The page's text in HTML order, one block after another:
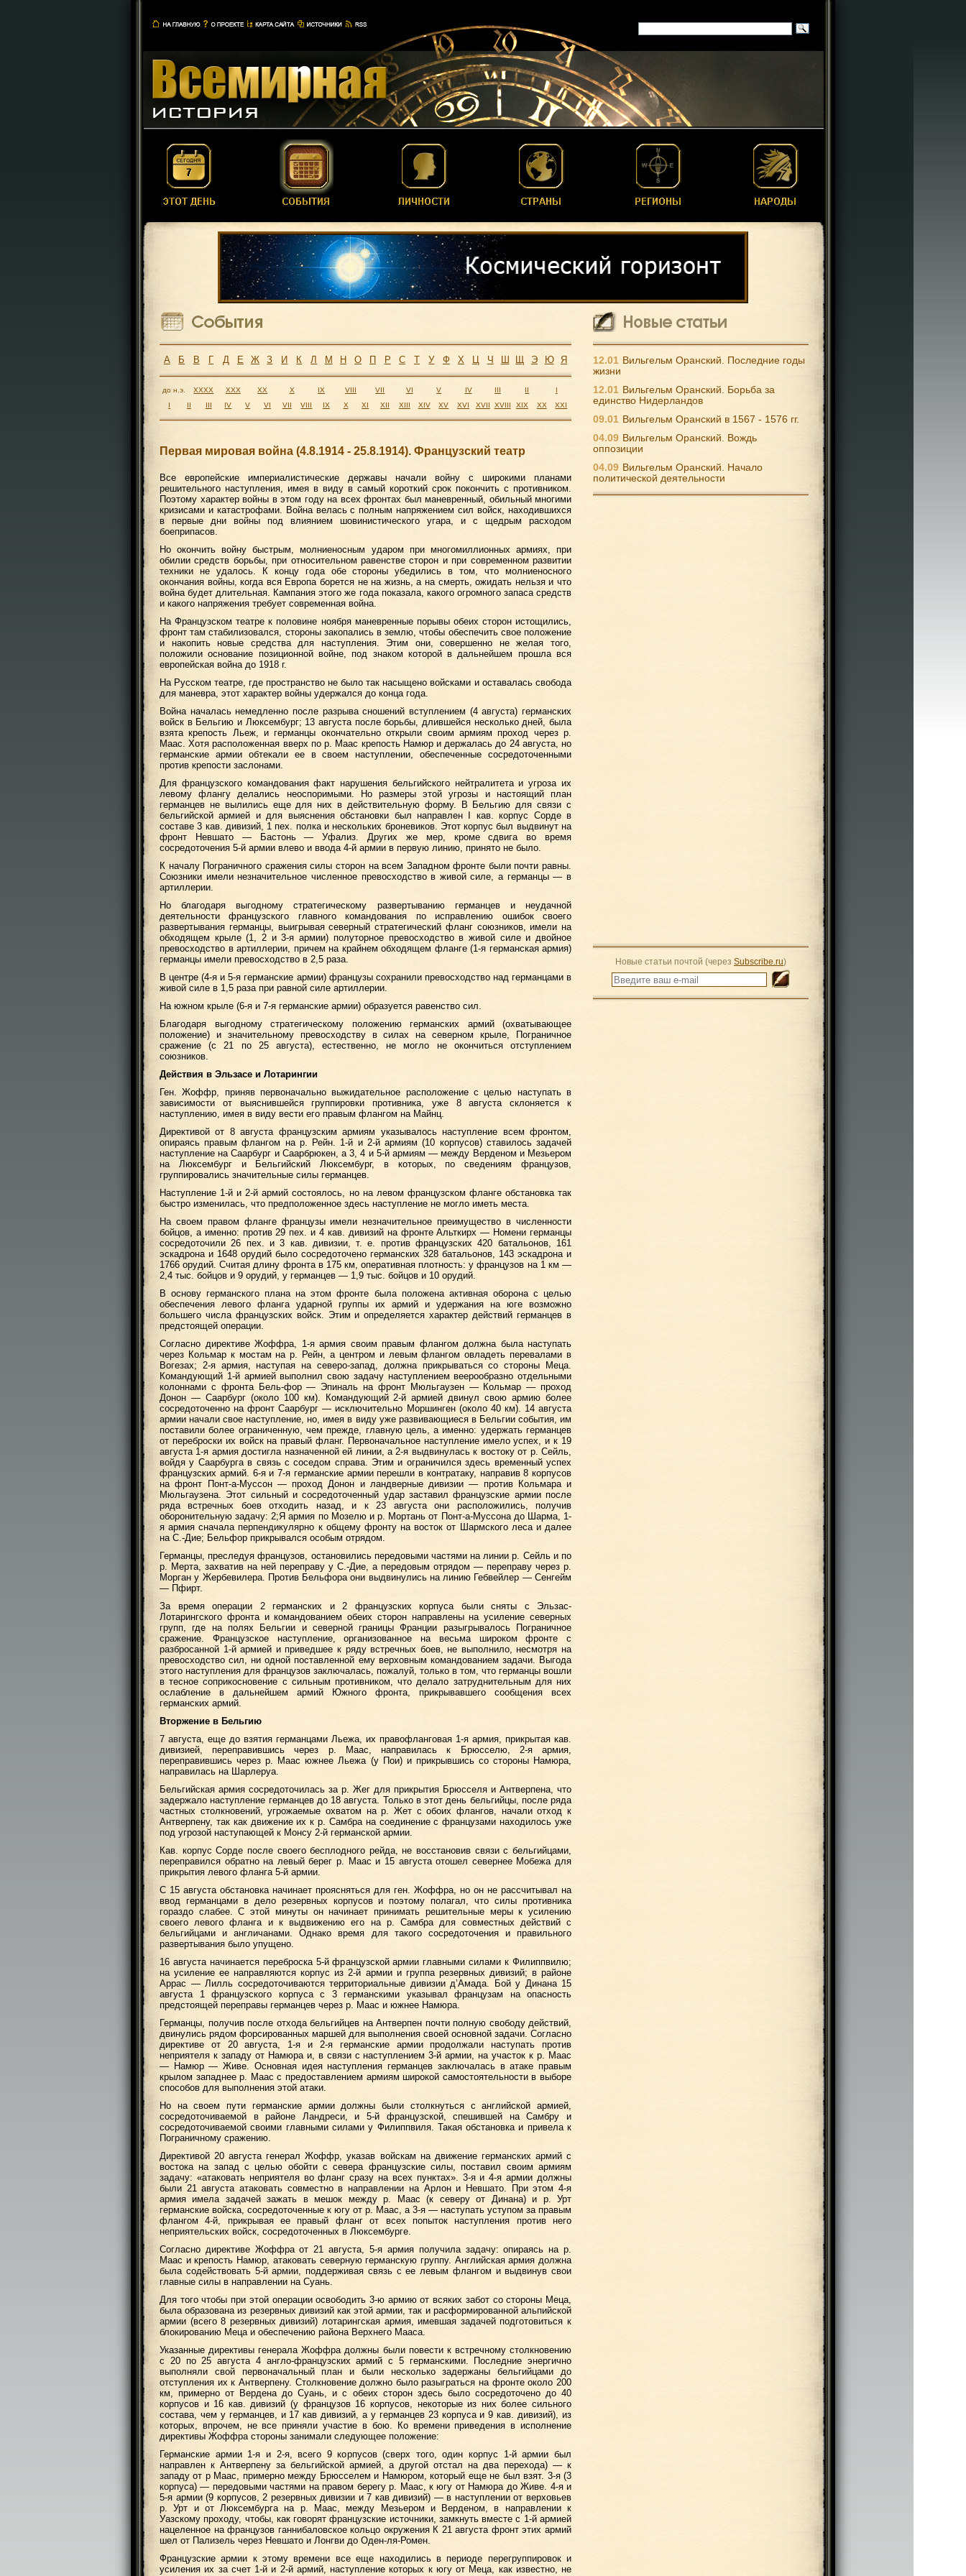
А Б В Г Д Е Ж З И К Л М Н О П Р С Т У Ф Х Ц Ч Ш Щ Э Ю Я
до н.э. XXXX XXX XX X IX VIII VII VI V IV III II
I
I
II III IV V VI VII VIII IX X XI XII XIII XIV XV XVI XVII XVIII XIX XX XXI
Первая мировая война (4.8.1914 - 25.8.1914). Французский театр
Все европейские империалистические державы начали войну с широкими планами
решительного наступления, имея в виду в самый короткий срок покончить с противником.
Поэтому характер войны в этом году на всех фронтах был маневренный, обильный многими
кризисами и катастрофами. Война велась с полным напряжением сил войск, находившихся
в первые дни войны под влиянием шовинистического угара, и с щедрым расходом
боеприпасов.
Но окончить войну быстрым, молниеносным ударом при многомиллионных армиях, при
обилии средств борьбы, при относительном равенстве сторон и при современном развитии
техники не удалось. К концу года обе стороны убедились в том, что молниеносного
окончания войны, когда вся Европа борется не на жизнь, а на смерть, ожидать нельзя и что
война будет длительная. Кампания этого же года показала, какого огромного запаса средств
и какого напряжения требует современная война.
На Французском театре к половине ноября маневренные порывы обеих сторон истощились,
фронт там стабилизовался, стороны закопались в землю, чтобы обеспечить свое положение
и накопить новые средства для наступления. Этим они, совершенно не желая того,
положили основание позиционной войне, под знаком которой в дальнейшем прошла вся
европейская война до 1918 г.
На Русском театре, где пространство не было так насыщено войсками и оставалась свобода
для маневра, этот характер войны удержался до конца года.
Война началась немедленно после разрыва сношений вступлением (4 августа) германских
войск в Бельгию и Люксембург; 13 августа после борьбы, длившейся несколько дней, была
взята крепость Льеж, и германцы окончательно открыли своим армиям проход через р.
Маас. Хотя расположенная вверх по р. Маас крепость Намюр и держалась до 24 августа, но
германские армии обтекали ее в своем наступлении, обеспеченные сосредоточенными
против крепости заслонами.
Для французского командования факт нарушения бельгийского нейтралитета и угроза их
левому флангу делались неоспоримыми. Но размеры этой угрозы и настоящий план
германцев не вылились еще для них в действительную форму. В Бельгию для связи с
бельгийской армией и для выяснения обстановки был направлен I кав. корпус Сорде в
составе 3 кав. дивизий, 1 пех. полка и нескольких броневиков. Этот корпус был выдвинут на
фронт Невшато — Бастонь — Уфализ. Других же мер, кроме сдвига во время
сосредоточения 5-й армии влево и ввода 4-й армии в первую линию, принято не было.
К началу Пограничного сражения силы сторон на всем Западном фронте были почти равны.
Союзники имели незначительное численное превосходство в живой силе, а германцы — в
артиллерии.
Но благодаря выгодному стратегическому развертыванию германцев и неудачной
деятельности французского главного командования по исправлению ошибок своего
развертывания германцы, выигрывая северный стратегический фланг союзников, имели на
обходящем крыле (1, 2 и 3-я армии) полуторное превосходство в живой силе и двойное
превосходство в артиллерии, причем на крайнем обходящем фланге (1-я германская армия)
германцы имели превосходство в 2,5 раза.
В центре (4-я и 5-я германские армии) французы сохранили превосходство над германцами в
живой силе в 1,5 раза при равной силе артиллерии.
На южном крыле (6-я и 7-я германские армии) образуется равенство сил.
Благодаря выгодному стратегическому положению германских армий (охватывающее
положение) и значительному превосходству в силах на северном крыле, Пограничное
сражение (с 21 по 25 августа), естественно, не могло не окончиться отступлением
союзников.
Действия в Эльзасе и Лотарингии
Ген. Жоффр, приняв первоначально выжидательное расположение с целью наступать в
зависимости от выяснившейся группировки противника, уже 8 августа склоняется к
наступлению, имея в виду вести его правым флангом на Майнц.
Директивой от 8 августа французским армиям указывалось наступление всем фронтом,
опираясь правым флангом на р. Рейн. 1-й и 2-й армиям (10 корпусов) ставилось задачей
наступление на Саарбург и Саарбрюкен, а 3, 4 и 5-й армиям — между Верденом и Мезьером
на Люксембург и Бельгийский Люксембург, в которых, по сведениям французов,
группировались значительные силы германцев.
Наступление 1-й и 2-й армий состоялось, но на левом французском фланге обстановка так
быстро изменилась, что предположенное здесь наступление не могло иметь места.
На своем правом фланге французы имели незначительное преимущество в численности
бойцов, а именно: против 29 пех. и 4 кав. дивизий на фронте Альткирх — Номени германцы
сосредоточили 26 пех. и 3 кав. дивизии, т. е. против французских 420 батальонов, 161
эскадрона и 1648 орудий было сосредоточено германских 328 батальонов, 143 эскадрона и
1766 орудий. Считая длину фронта в 175 км, оперативная плотность: у французов на 1 км —
2,4 тыс. бойцов и 9 орудий, у германцев — 1,9 тыс. бойцов и 10 орудий.
В основу германского плана на этом фронте была положена активная оборона с целью
обеспечения левого фланга ударной группы их армий и удержания на юге возможно
большего числа французских войск. Этим и определяется характер действий германцев в
предстоящей операции.
Согласно директиве Жоффра, 1-я армия своим правым флангом должна была наступать
через Кольмар к мостам на р. Рейн, а центром и левым флангом овладеть перевалами в
Вогезах; 2-я армия, наступая на северо-запад, должна прикрываться со стороны Меца.
Командующий 1-й армией выполнил свою задачу наступлением веерообразно отдельными
колоннами с фронта Бель-фор — Эпиналь на фронт Мюльгаузен — Кольмар — проход
Донон — Саарбург (около 100 км). Командующий 2-й армией двинул свою армию более
сосредоточенно на фронт Саарбург — исключительно Моршинген (около 40 км). 14 августа
армии начали свое наступление, но, имея в виду уже развивающиеся в Бельгии события, им
поставили более ограниченную, чем прежде, главную цель, а именно: удержать германцев
от переброски их войск на правый фланг. Первоначальное наступление имело успех, и к 19
августа 1-я армия достигла назначенной ей линии, а 2-я выдвинулась к востоку от р. Сейль,
войдя у Саарбурга в связь с соседом справа. Этим и ограничился здесь временный успех
французских армий. 6-я и 7-я германские армии перешли в контратаку, направив 8 корпусов
на фронт Понт-а-Муссон — проход Донон и ландверные дивизии — против Кольмара и
Мюльгаузена. Этот сильный и сосредоточенный удар заставил французские армии после
ряда встречных боев отходить назад, и к 23 августа они расположились, получив
оборонительную задачу: 2;Я армия по Мозелю и р. Мортань от Понт-а-Муссона до Шарма, 1-
я армия сначала перпендикулярно к общему фронту на восток от Шармского леса и далее
на С.-Дие; Бельфор прикрывался особым отрядом.
Германцы, преследуя французов, остановились передовыми частями на линии р. Сейль и по
р. Мерта, захватив на ней переправу у С.-Дие, а передовым отрядом — переправу через р.
Морган у Жербевилера. Против Бельфора они выдвинулись на линию Гебвейлер — Сенгейм
— Пфирт.
За время операции 2 германских и 2 французских корпуса были сняты с Эльзас-
Лотарингского фронта и командованием обеих сторон направлены на усиление северных
групп, где на полях Бельгии и северной границы Франции разыгрывалось Пограничное
сражение. Французское наступление, организованное на весьма широком фронте с
разбросанной 1-й армией и приведшее к ряду встречных боев, не выполнило, несмотря на
превосходство сил, ни одной поставленной ему верховным командованием задачи. Выгода
этого наступления для французов заключалась, пожалуй, только в том, что германцы вошли
в тесное соприкосновение с сильным противником, что делало затруднительным для них
ослабление в дальнейшем армий Южного фронта, прикрывавшего сообщения всех
германских армий.
Вторжение в Бельгию
7 августа, еще до взятия германцами Льежа, их правофланговая 1-я армия, прикрытая кав.
дивизией, переправившись через р. Маас, направилась к Брюсселю, 2-я армия,
переправившись через р. Маас южнее Льежа (у Пои) и прикрывшись со стороны Намюра,
направилась на Шарлеруа.
Бельгийская армия сосредоточилась за р. Жег для прикрытия Брюсселя и Антверпена, что
задержало наступление германцев до 18 августа. Только в этот день бельгийцы, после ряда
частных столкновений, угрожаемые охватом на р. Жет с обоих флангов, начали отход к
Антверпену, так как движение их к р. Самбра на соединение с французами находилось уже
под угрозой наступающей к Монсу 2-й германской армии.
Кав. корпус Сорде после своего бесплодного рейда, не восстановив связи с бельгийцами,
переправился обратно на левый берег р. Маас и 15 августа отошел севернее Мобежа для
прикрытия левого фланга 5-й армии.
С 15 августа обстановка начинает проясняться для ген. Жоффра, но он не рассчитывал на
ввод германцами в дело резервных корпусов и поэтому полагал, что силы противника
гораздо слабее. С этой минуты он начинает принимать решительные меры к усилению
своего левого фланга и к выдвижению его на р. Самбра для совместных действий с
бельгийцами и англичанами. Однако время для такого сосредоточения и правильного
развертывания было упущено.
16 августа начинается переброска 5-й французской армии главными силами к Филиппвилю;
на усиление ее направляются корпус из 2-й армии и группа резервных дивизий; в районе
Аррас — Лилль сосредоточиваются территориальные дивизии д’Амада. Бой у Динана 15
августа 1 французского корпуса с 3 германскими указывал французам на опасность
предстоящей переправы германцев через р. Маас и южнее Намюра.
Германцы, получив после отхода бельгийцев на Антверпен почти полную свободу действий,
двинулись рядом форсированных маршей для выполнения своей основной задачи. Согласно
директиве от 20 августа, 1-я и 2-я германские армии продолжали наступать против
неприятеля к западу от Намюра и, в связи с наступлением 3-й армии, на участок к р. Маас
— Намюр — Живе. Основная идея наступления германцев заключалась в атаке правым
крылом западнее р. Маас с предоставлением армиям широкой самостоятельности в выборе
способов для выполнения этой атаки.
Но на своем пути германские армии должны были столкнуться с английской армией,
сосредоточиваемой в районе Ландреси, и 5-й французской, спешившей на Самбру и
сосредоточиваемой своими главными силами у Филиппвиля. Такая обстановка и привела к
Пограничному сражению.
Директивой 20 августа генерал Жоффр, указав войскам на движение германских армий с
востока на запад с целью обойти с севера французские силы, поставил своим армиям
задачу: «атаковать неприятеля во фланг сразу на всех пунктах». 3-я и 4-я армии должны
были 21 августа атаковать совместно в направлении на Арлон и Невшато. При этом 4-я
армия имела задачей зажать в мешок между р. Маас (к северу от Динана) и р. Урт
германские войска, сосредоточенные к югу от р. Маас, а 3-я — наступать уступом за правым
флангом 4-й, прикрывая ее правый фланг от всех попыток наступления против него
неприятельских войск, сосредоточенных в Люксембурге.
Согласно директиве Жоффра от 21 августа, 5-я армия получила задачу: опираясь на р.
Маас и крепость Намюр, атаковать северную германскую группу. Английская армия должна
была содействовать 5-й армии, поддерживая связь с ее левым флангом и выдвинув свои
главные силы в направлении на Суань.
Для того чтобы при этой операции освободить 3-ю армию от всяких забот со стороны Меца,
была образована из резервных дивизий как этой армии, так и расформированной альпийской
армии (всего 8 резервных дивизий) лотарингская армия, имевшая задачей подготовиться к
блокированию Меца и обеспечению района Верхнего Мааса.
Указанные директивы генерала Жоффра должны были повести к встречному столкновению
с 20 по 25 августа 4 англо-французских армий с 5 германскими. Последние энергично
выполняли свой первоначальный план и были несколько задержаны бельгийцами до
отступления их к Антверпену. Столкновение должно было разыграться на фронте около 200
км, примерно от Вердена до Суань, и с обеих сторон здесь было сосредоточено до 40
корпусов и 16 кав. дивизий (у французов 16 корпусов, некоторые из них более сильного
состава, чем у германцев, и 17 кав дивизий, а у германцев 23 корпуса и 9 кав. дивизий), из
которых, впрочем, не все приняли участие в бою. Ко времени приведения в исполнение
директивы Жоффра стороны занимали следующее положение:
Германские армии 1-я и 2-я, всего 9 корпусов (сверх того, один корпус 1-й армии был
направлен к Антверпену за бельгийской армией, а другой отстал на два перехода) — к
западу от р Маас, примерно между Брюсселем и Намюром, который еще не был взят. 3-я (3
корпуса) — передовыми частями на правом берегу р. Маас, к югу от Намюра до Живе. 4-я и
5-я армии (9 корпусов, 2 резервных дивизии и 7 кав дивизий) — в наступлении от верховьев
р. Урт и от Люксембурга на р. Маас, между Мезьером и Верденом, в направлении к
Уазскому проходу, чтобы, как говорят французские источники, замкнуть вместе с 1-й армией
нацеленное на французов ганнибаловское кольцо окружения К 21 августа фронт этих армий
шел от Пализель через Невшато и Лонгви до Оден-ля-Ромен.
Французские армии к этому времени все еще находились в периоде перегруппировок и
усиления их за счет 1-й и 2-й армий, наступление которых к югу от Меца, как известно, не
12.01 Вильгельм Оранский. Последние годы
жизни
12.01 Вильгельм Оранский. Борьба за
единство Нидерландов
09.01 Вильгельм Оранский в 1567 - 1576 гг.
04.09 Вильгельм Оранский. Вождь
оппозиции
04.09 Вильгельм Оранский. Начало
политической деятельности
Новые статьи почтой (через Subscribe.ru)